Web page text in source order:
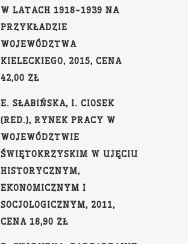
W LATACH 1918-1939 NA
PRZYKŁADZIE
WOJEWÓDZTWA
KIELECKIEGO, 2015, CENA
42,00 ZŁ
E. SŁABIŃSKA, I. CIOSEK
(RED.), RYNEK PRACY W
WOJEWÓDZTWIE
ŚWIĘTOKRZYSKIM W UJĘCIU
HISTORYCZNYM,
EKONOMICZNYM I
SOCJOLOGICZNYM, 2011,
CENA 18,90 ZŁ